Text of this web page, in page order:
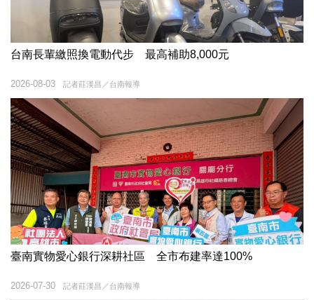
台南長輩繳照換電動代步 最高補助8,000元
記者莊漢昌／台南報導
2026-08-03
臺南實物愛心銀行深耕社區 全市布建率達100%
記者莊漢昌／台南報導
2026-07-30